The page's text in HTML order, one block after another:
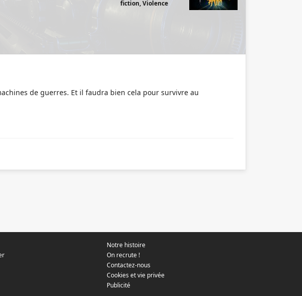
fiction, Violence
de guerres. Et il faudra bien cela pour survivre au
Notre histoire
On recrute !
Contactez-nous
Cookies et vie privée
Publicité